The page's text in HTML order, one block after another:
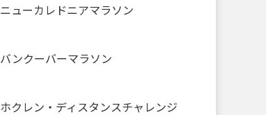
ニューカレドニアマラソン
バンクーバーマラソン
ホクレン・ディスタンスチャレンジ